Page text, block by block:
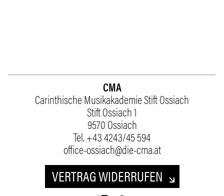
CMA
Carinthische Musikakademie Stift Ossiach
Stift Ossiach 1
9570 Ossiach
Tel.+43 4243/45 594
office-ossiach@die-cma.at
VERTRAG WIDERRUFEN